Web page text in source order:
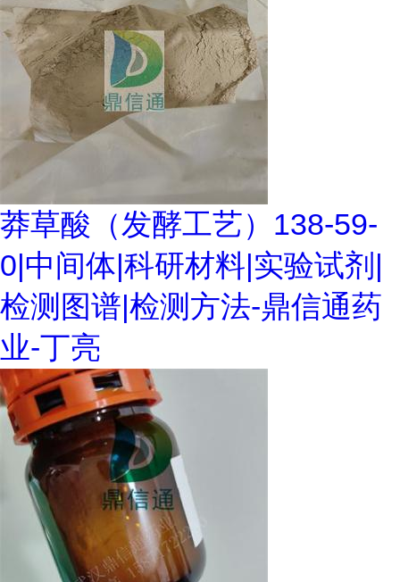
莽草酸（发酵工艺）138-59-
0|中间体|科研材料|实验试剂|
检测图谱|检测方法-鼎信通药
业-丁亮